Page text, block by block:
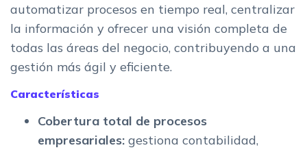
automatizar procesos en tiempo real, centralizar
la información y ofrecer una visión completa de
todas las áreas del negocio, contribuyendo a una
gestión más ágil y eficiente.
Características
Cobertura total de procesos
empresariales: gestiona contabilidad,